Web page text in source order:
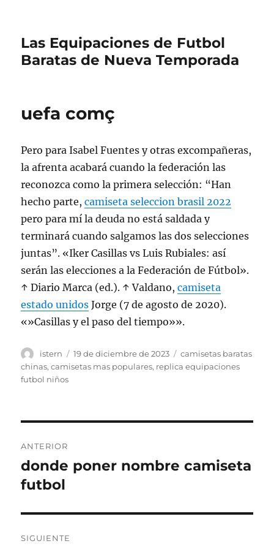
Las Equipaciones de Futbol
Baratas de Nueva Temporada
uefa comç
Pero para Isabel Fuentes y otras excompañeras,
la afrenta acabará cuando la federación las
reconozca como la primera selección: “Han
hecho parte,camiseta seleccion brasil 2022
pero para mí la deuda no está saldada y
terminará cuando salgamos las dos selecciones
juntas”. «Iker Casillas vs Luis Rubiales: así
serán las elecciones a la Federación de Fútbol».
↑ Diario Marca (ed.). ↑ Valdano,camiseta
estado unidos Jorge (7 de agosto de 2020).
«»Casillas y el paso del tiempo»».
Autor
istern
Publicado
el
19 de diciembre de 2023 Etiquetas
camisetas baratas
chinas,camisetas mas populares, replica equipaciones
futbol niños
de
entradas
ANTERIOR
Entrada
anterior:
donde poner nombre camiseta
futbol
SIGUIENTE